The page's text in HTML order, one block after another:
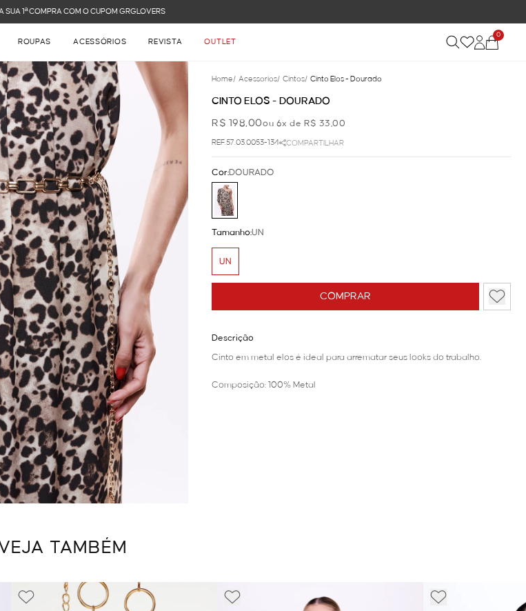
SUA 1ª COMPRA COM O CUPOM GRGLOVERS
ROUPAS ACESSÓRIOS REVISTA OUTLET
0
Home/ Acessorios/ Cintos/ Cinto Elos - Dourado
CINTO ELOS - DOURADO
R$ 198,00ou 6x de R$ 33,00
REF.57.03.0053-134 COMPARTILHAR
COMPRAR
Cor:DOURADO
Tamanho:UN
UN
Descrição
Cinto em metal elos é ideal para arrematar seus looks do trabalho.
Composição: 100% Metal
TAMBÉM